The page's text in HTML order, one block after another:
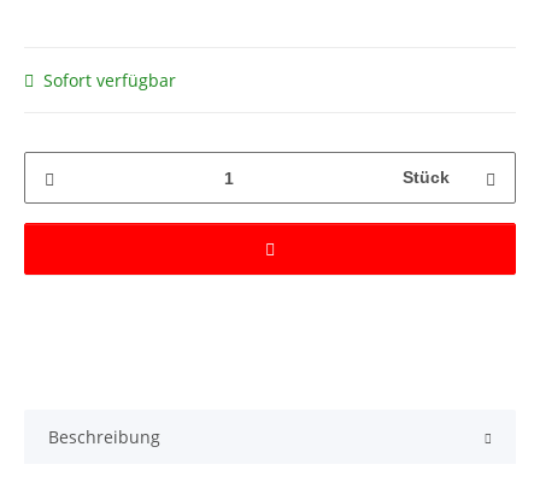
Sofort verfügbar
Stück
Beschreibung